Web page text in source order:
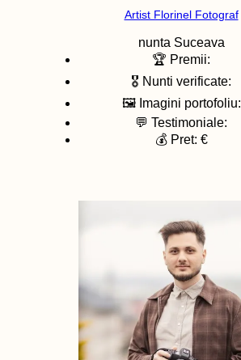
Artist Florinel Fotograf
nunta Suceava
🏆 Premii:
🎖️ Nunti verificate:
🖼️ Imagini portofoliu:
💬 Testimoniale:
💰 Pret: €